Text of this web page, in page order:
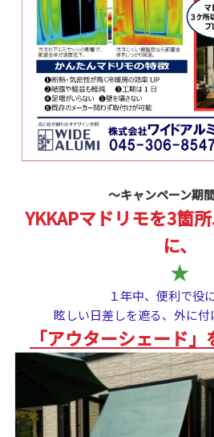
～キャンペーン期
YKKAPマドリモを3箇
に、
★
１年中、便利で役に
眩しい日差しを遮る、外に
「アウターシェード」